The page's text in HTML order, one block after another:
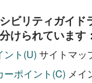
ビリティガイ
けられています：
ント(U) サイトマッ
ーポイント(C) メイ